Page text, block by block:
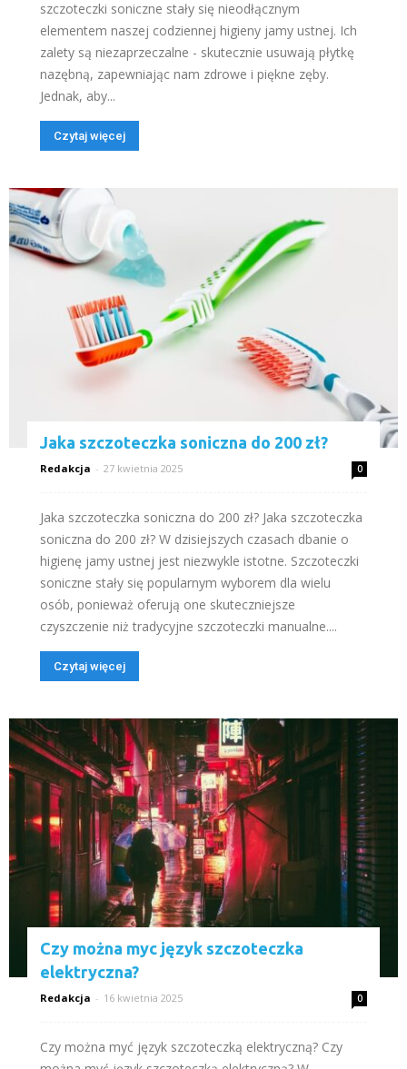
szczoteczki soniczne stały się nieodłącznym
elementem naszej codziennej higieny jamy ustnej. Ich
zalety są niezaprzeczalne - skutecznie usuwają płytkę
nazębną, zapewniając nam zdrowe i piękne zęby.
Jednak, aby...
Czytaj więcej
Jaka szczoteczka soniczna do 200 zł?
Redakcja - 27 kwietnia 2025 0
Jaka szczoteczka soniczna do 200 zł? Jaka szczoteczka
soniczna do 200 zł? W dzisiejszych czasach dbanie o
higienę jamy ustnej jest niezwykle istotne. Szczoteczki
soniczne stały się popularnym wyborem dla wielu
osób, ponieważ oferują one skuteczniejsze
czyszczenie niż tradycyjne szczoteczki manualne....
Czytaj więcej
Czy można myc język szczoteczka
elektryczna?
Redakcja - 16 kwietnia 2025 0
Czy można myć język szczoteczką elektryczną? Czy